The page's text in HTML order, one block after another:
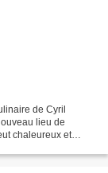
de Cyril
lieu de
chaleureux et